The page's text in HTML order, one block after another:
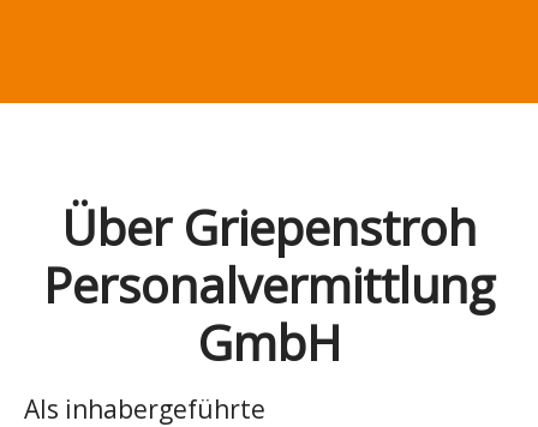
Über Griepenstroh
Personalvermittlung
GmbH
Als inhabergeführte